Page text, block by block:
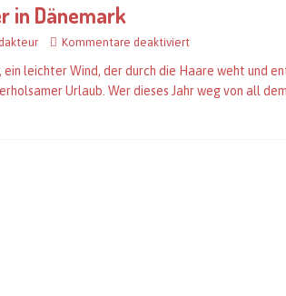
in Dänemark
Kommentare deaktiviert
ein leichter Wind, der durch die Haare weht und
Urlaub. Wer dieses Jahr weg von all